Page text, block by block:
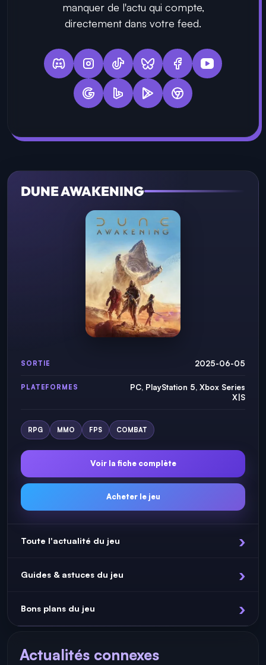
manquer de l'actu qui compte,
directement dans votre feed.
DUNE AWAKENING
SORTIE 2025-06-05
PLATEFORMES
PC, PlayStation 5, Xbox Series
X|S
RPG MMO FPS COMBAT
Voir la fiche complète
Acheter le jeu
Toute l'actualité du jeu
Guides & astuces du jeu
Bons plans du jeu
Actualités connexes